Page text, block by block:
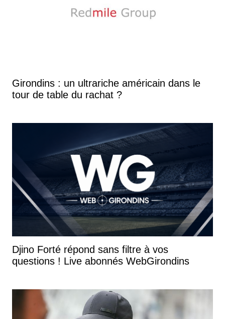
Girondins : un ultrariche américain dans le
tour de table du rachat ?
Djino Forté répond sans filtre à vos
questions ! Live abonnés WebGirondins